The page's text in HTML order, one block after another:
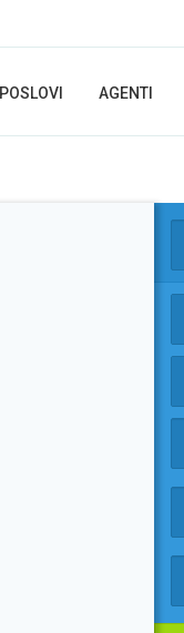
POSLOVI AGENTI